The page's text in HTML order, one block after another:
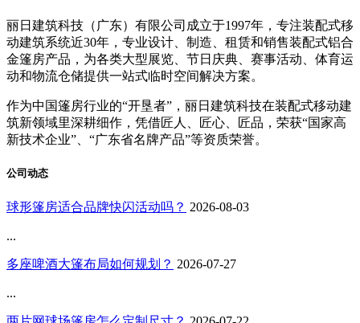
丽日建筑科技（广东）有限公司成立于1997年，专注装配式移
动建筑系统近30年，专业设计、制造、租赁和销售装配式铝合
金篷房产品，为各类大型展览、节日庆典、赛事活动、体育运
动和物流仓储提供一站式临时空间解决方案。
作为中国篷房行业的“开垦者”，丽日建筑科技在装配式移动建
筑新领域里深耕细作，凭借匠人、匠心、匠品，荣获“国家高
新技术企业”、“广东省名牌产品”等资质荣誉。
公司动态
球形篷房适合品牌快闪活动吗？ 2026-08-03
...
多座啤酒大篷布局如何规划？ 2026-07-27
...